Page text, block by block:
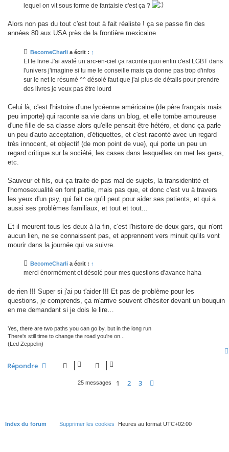
lequel on vit sous forme de fantaisie c'est ça ?
Alors non pas du tout c'est tout à fait réaliste ! ça se passe fin des
années 80 aux USA près de la frontière mexicaine.
BecomeCharli a écrit : ↑
Et le livre J'ai avalé un arc-en-ciel ça raconte quoi enfin c'est LGBT dans
l'univers j'imagine si tu me le conseille mais ça donne pas trop d'infos
sur le net le résumé ^^ désolé faut que j'ai plus de détails pour prendre
des livres je veux pas être lourd
Celui là, c'est l'histoire d'une lycéenne américaine (de père français mais
peu importe) qui raconte sa vie dans un blog, et elle tombe amoureuse
d'une fille de sa classe alors qu'elle pensait être hétéro, et donc ça parle
un peu d'auto acceptation, d'étiquettes, et c'est raconté avec un regard
très innocent, et objectif (de mon point de vue), qui porte un peu un
regard critique sur la société, les cases dans lesquelles on met les gens,
etc.
Sauveur et fils, oui ça traite de pas mal de sujets, la transidentité et
l'homosexualité en font partie, mais pas que, et donc c'est vu à travers
les yeux d'un psy, qui fait ce qu'il peut pour aider ses patients, et qui a
aussi ses problèmes familiaux, et tout et tout...
Et il meurent tous les deux à la fin, c'est l'histoire de deux gars, qui n'ont
aucun lien, ne se connaissent pas, et apprennent vers minuit qu'ils vont
mourir dans la journée qui va suivre.
BecomeCharli a écrit : ↑
merci énormément et désolé pour mes questions d'avance haha
de rien !!! Super si j'ai pu t'aider !!! Et pas de problème pour les
questions, je comprends, ça m'arrive souvent d'hésiter devant un bouquin
en me demandant si je dois le lire…
Yes, there are two paths you can go by, but in the long run
There's still time to change the road you're on...
(Led Zeppelin)
Répondre
25 messages 1 2 3
Index du forum Supprimer les cookies Heures au format UTC+02:00